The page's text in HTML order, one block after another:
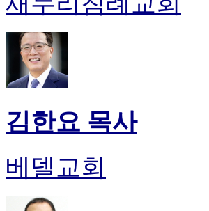
김한요 목사
베델교회